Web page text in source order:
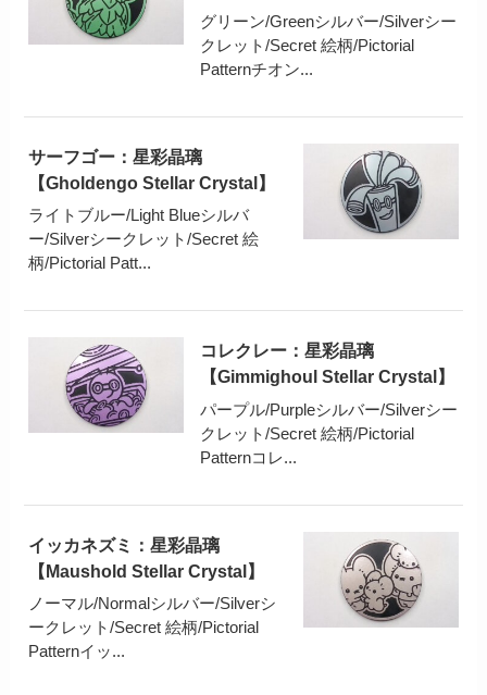
グリーン/Greenシルバー/Silverシー
クレット/Secret 絵柄/Pictorial
Patternチオン...
サーフゴー：星彩晶璃
【Gholdengo Stellar Crystal】
ライトブルー/Light Blueシルバ
ー/Silverシークレット/Secret 絵
柄/Pictorial Patt...
コレクレー：星彩晶璃
【Gimmighoul Stellar Crystal】
パープル/Purpleシルバー/Silverシー
クレット/Secret 絵柄/Pictorial
Patternコレ...
イッカネズミ：星彩晶璃
【Maushold Stellar Crystal】
ノーマル/Normalシルバー/Silverシ
ークレット/Secret 絵柄/Pictorial
Patternイッ...